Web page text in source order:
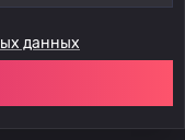
данных